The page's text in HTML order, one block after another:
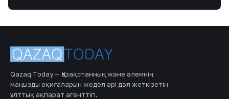
Qazaq Today — Қазақстанның және әлемнің
маңызды оқиғаларын жедел әрі дәл жеткізетін
ұлттық ақпарат агенттігі.